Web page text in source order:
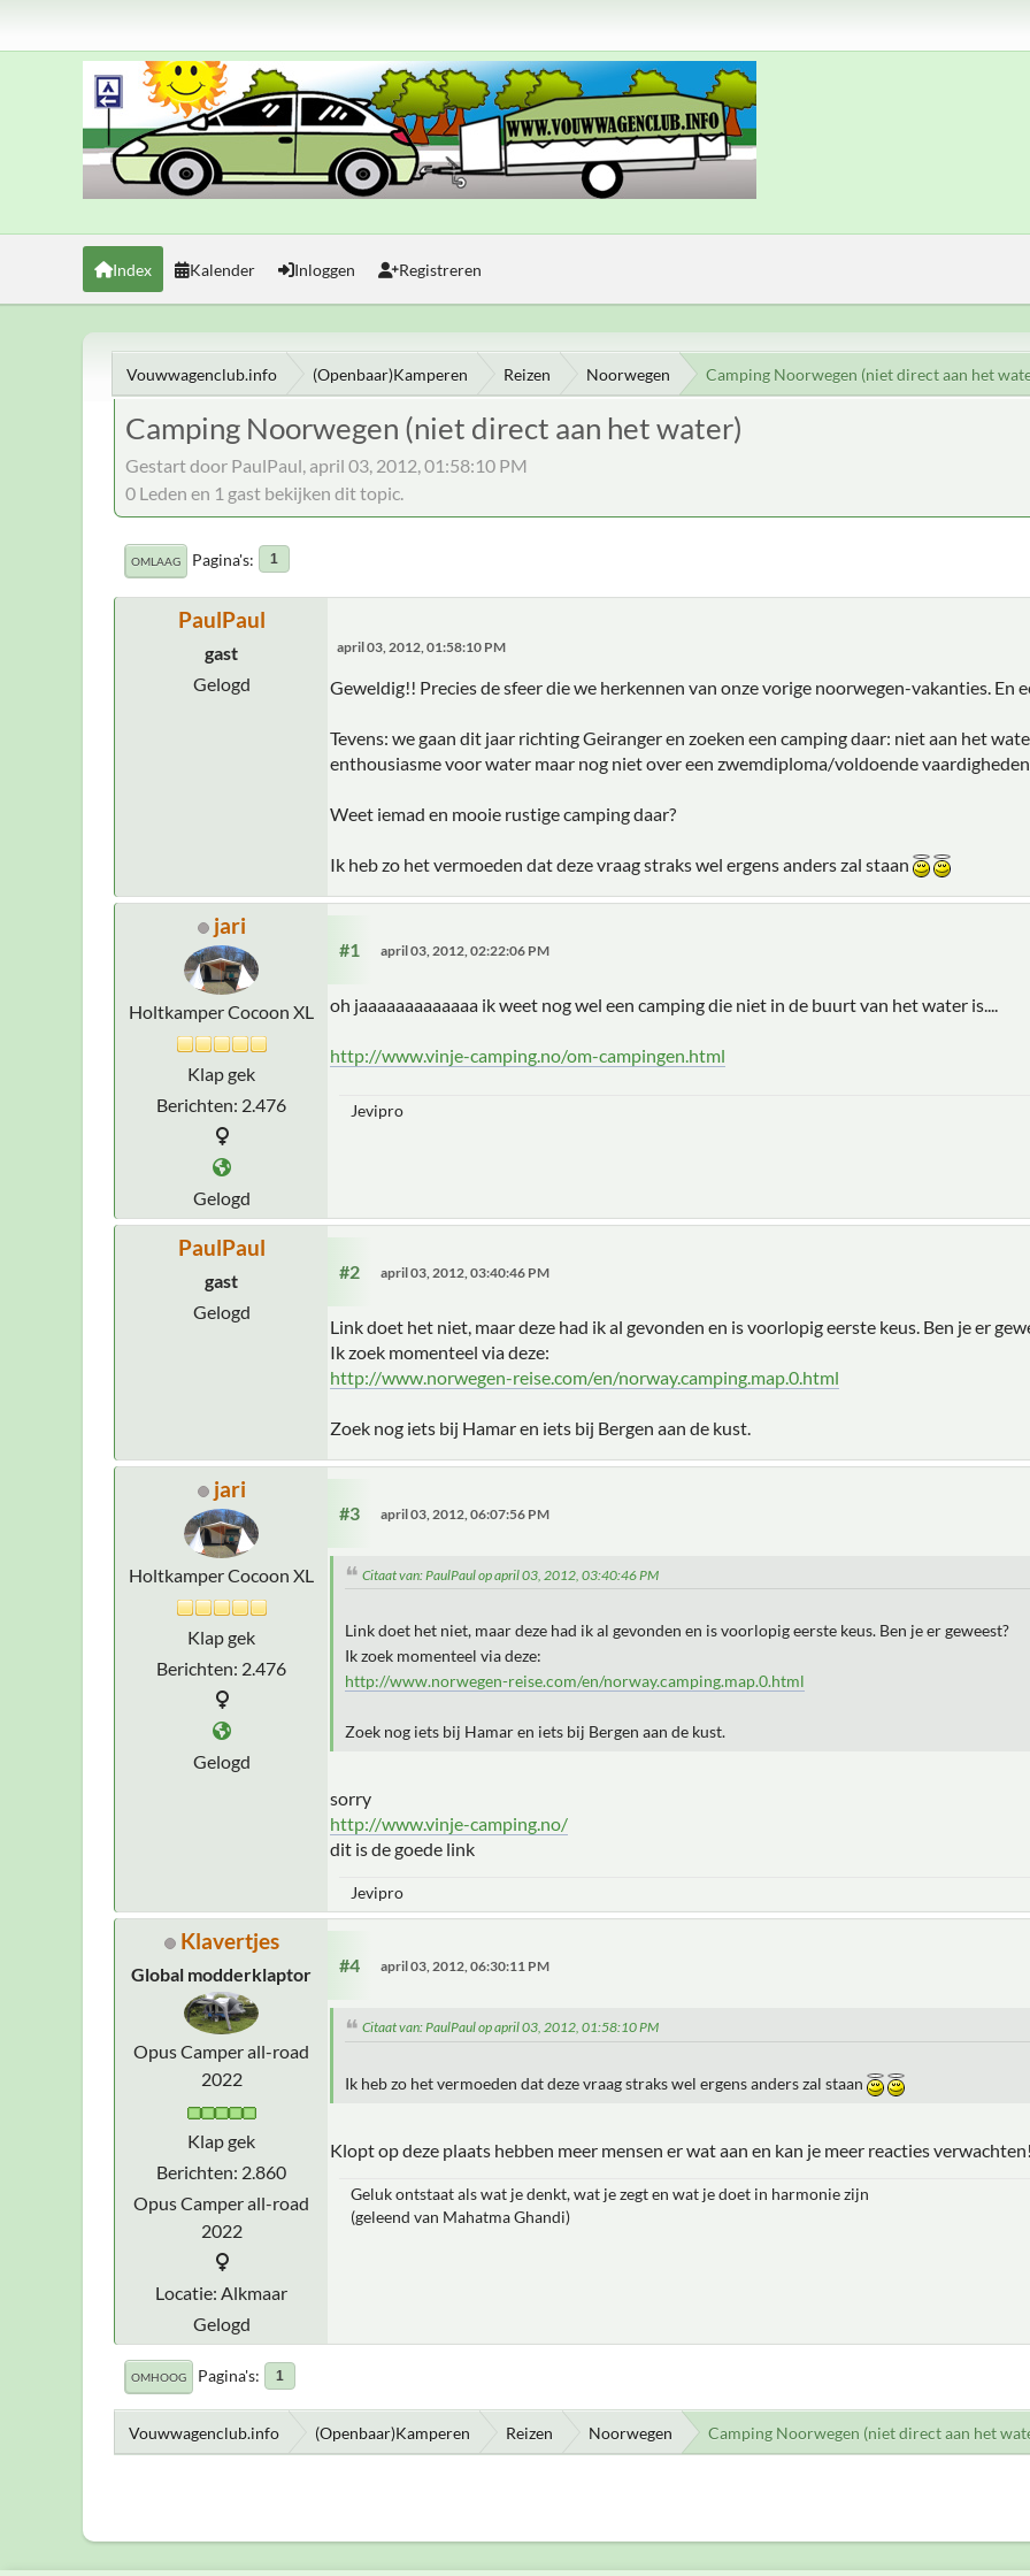
Index Kalender Inloggen Registreren
Vouwwagenclub.info (Openbaar)Kamperen Reizen Noorwegen Camping Noorwegen (niet direct aan het
Camping Noorwegen (niet direct aan het water)
Gestart door PaulPaul, april 03, 2012, 01:58:10 PM
0 Leden en 1 gast bekijken dit topic.
OMLAAG Pagina's 1
PaulPaul
gast
Gelogd
april 03, 2012, 01:58:10 PM
Geweldig!! Precies de sfeer die we herkennen van onze vorige noorwegen-vakanties. En
Tevens: we gaan dit jaar richting Geiranger en zoeken een camping daar: niet aan het
enthousiasme voor water maar nog niet over een zwemdiploma/voldoende vaardigheden.
Weet iemad en mooie rustige camping daar?
Ik heb zo het vermoeden dat deze vraag straks wel ergens anders zal staan
jari
Holtkamper Cocoon XL
Klap gek
Berichten: 2.476
Gelogd
#1 april 03, 2012, 02:22:06 PM
oh jaaaaaaaaaaaaa ik weet nog wel een camping die niet in de buurt van het water is....
http://www.vinje-camping.no/om-campingen.html
Jevipro
PaulPaul
gast
Gelogd
#2 april 03, 2012, 03:40:46 PM
Link doet het niet, maar deze had ik al gevonden en is voorlopig eerste keus. Ben je er
Ik zoek momenteel via deze:
http://www.norwegen-reise.com/en/norway.camping.map.0.html
Zoek nog iets bij Hamar en iets bij Bergen aan de kust.
jari
Holtkamper Cocoon XL
Klap gek
Berichten: 2.476
Gelogd
#3 april 03, 2012, 06:07:56 PM
Citaat van: PaulPaul op april 03, 2012, 03:40:46 PM
Link doet het niet, maar deze had ik al gevonden en is voorlopig eerste keus. Ben je er geweest?
Ik zoek momenteel via deze:
http://www.norwegen-reise.com/en/norway.camping.map.0.html
Zoek nog iets bij Hamar en iets bij Bergen aan de kust.
sorry
http://www.vinje-camping.no/
dit is de goede link
Jevipro
Klavertjes
Global modderklaptor
Opus Camper all-road
2022
Klap gek
Berichten: 2.860
Opus Camper all-road
2022
Locatie: Alkmaar
Gelogd
#4 april 03, 2012, 06:30:11 PM
Citaat van: PaulPaul op april 03, 2012, 01:58:10 PM
Ik heb zo het vermoeden dat deze vraag straks wel ergens anders zal staan
Klopt op deze plaats hebben meer mensen er wat aan en kan je meer reacties verwachten!
Geluk ontstaat als wat je denkt, wat je zegt en wat je doet in harmonie zijn
(geleend van Mahatma Ghandi)
OMHOOG Pagina's 1
Vouwwagenclub.info (Openbaar)Kamperen Reizen Noorwegen Camping Noorwegen (niet direct aan het